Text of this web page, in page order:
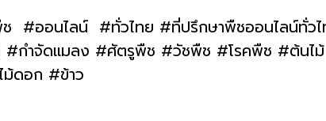
ออนไลน์ #ทั่วไทย #ที่ปรึกษาพืชออนไลน์ทั่ว
ำจัดแมลง #ศัตรูพืช #วัชพืช #โรคพืช #ต้นไ
ดอก #ข้าว